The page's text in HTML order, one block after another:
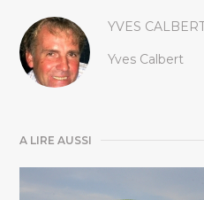
YVES
Yves Calbert
A LIRE AUSSI